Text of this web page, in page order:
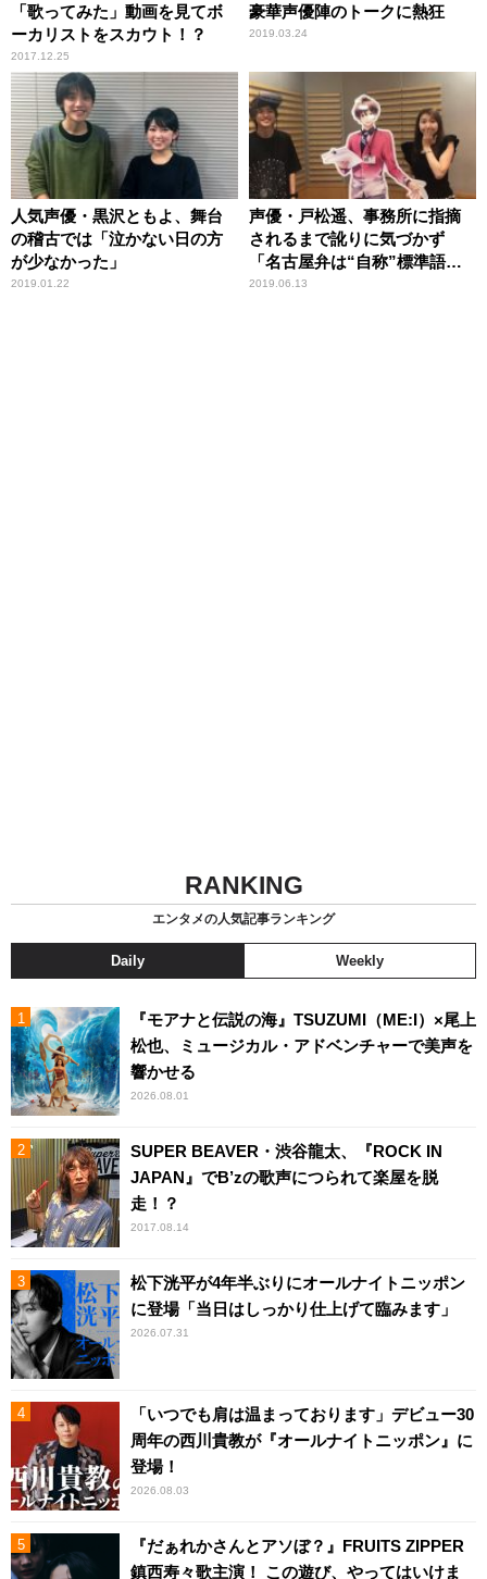
「歌ってみた」動画を見てボ
ーカリストをスカウト！？
2017.12.25
豪華声優陣のトークに熱狂
2019.03.24
人気声優・黒沢ともよ、舞台
の稽古では「泣かない日の方
が少なかった」
2019.01.22
声優・戸松遥、事務所に指摘
されるまで訛りに気づかず
「名古屋弁は“自称”標準語で
すから」
2019.06.13
RANKING
エンタメの人気記事ランキング
Daily Weekly
『モアナと伝説の海』TSUZUMI（ME:I）×尾上
松也、ミュージカル・アドベンチャーで美声を
響かせる
2026.08.01
SUPER BEAVER・渋谷龍太、『ROCK IN
JAPAN』でB’zの歌声につられて楽屋を脱
走！？
2017.08.14
松下洸平が4年半ぶりにオールナイトニッポン
に登場「当日はしっかり仕上げて臨みます」
2026.07.31
「いつでも肩は温まっております」デビュー30
周年の西川貴教が『オールナイトニッポン』に
登場！
2026.08.03
『だぁれかさんとアソぼ？』FRUITS ZIPPER
鎮西寿々歌主演！ この遊び、やってはいけま